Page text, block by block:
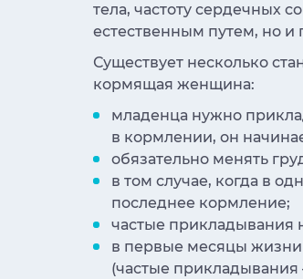
тела, частоту сердечных
естественным путем, но и
Существует несколько
кормящая женщина:
младенца нужно
в кормлении, он
обязательно менять
в том случае, когда в
последнее кормление;
частые прикладывания
в первые месяцы жизни
(частые прикладывания